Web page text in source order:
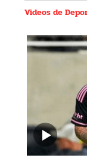
Videos de